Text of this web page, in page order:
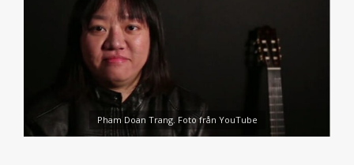
Pham Doan Trang. Foto från YouTube